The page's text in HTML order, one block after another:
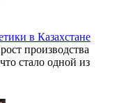
в Казахстане
производства
стало одной из